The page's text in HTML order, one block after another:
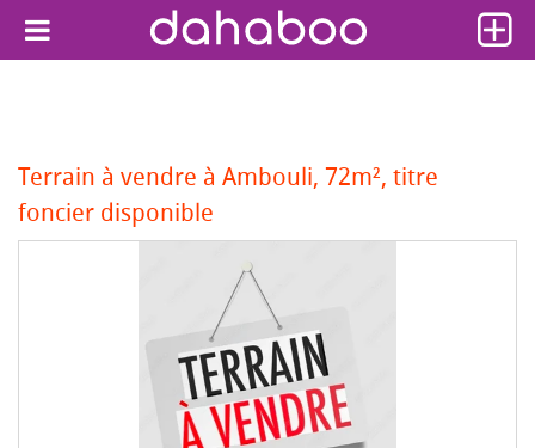
Terrain à vendre à Ambouli, 72m², titre
foncier disponible